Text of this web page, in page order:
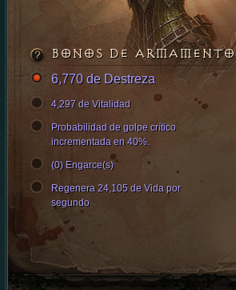
BONOS DE ARMAMENTO
6,770 de Destreza
4,297 de Vitalidad
Probabilidad de golpe crítico
incrementada en 40%.
(0) Engarce(s)
Regenera 24,105 de Vida por
segundo